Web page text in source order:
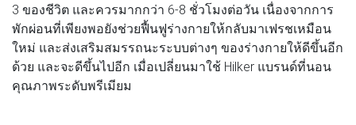
3 ของชีวิต และควรมากกว่า 6-8 ชั่วโมงต่อวัน เนื่องจากการ
พักผ่อนที่เพียงพอยังช่วยฟื้นฟูร่างกายให้กลับมาเฟรชเหมือน
ใหม่ และส่งเสริมสมรรถนะระบบต่างๆ ของร่างกายให้ดีขึ้นอีก
ด้วย และจะดีขึ้นไปอีก เมื่อเปลี่ยนมาใช้ Hilker แบรนด์ที่นอน
คุณภาพระดับพรีเมียม